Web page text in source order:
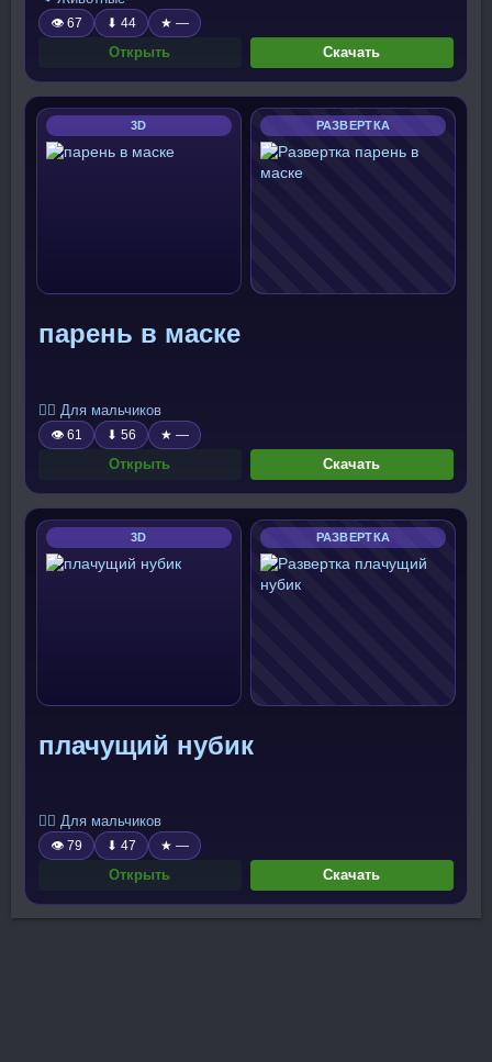
👁 67 ⬇ 44 ★ —
Открыть Скачать
3D РАЗВЕРТКА
парень в маске
🧍‍♂️ Для мальчиков
👁 61 ⬇ 56 ★ —
Открыть Скачать
3D РАЗВЕРТКА
плачущий нубик
🧍‍♂️ Для мальчиков
👁 79 ⬇ 47 ★ —
Открыть Скачать